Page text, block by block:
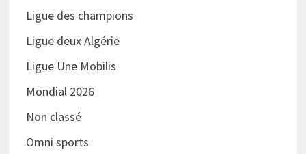
Ligue des champions
Ligue deux Algérie
Ligue Une Mobilis
Mondial 2026
Non classé
Omni sports